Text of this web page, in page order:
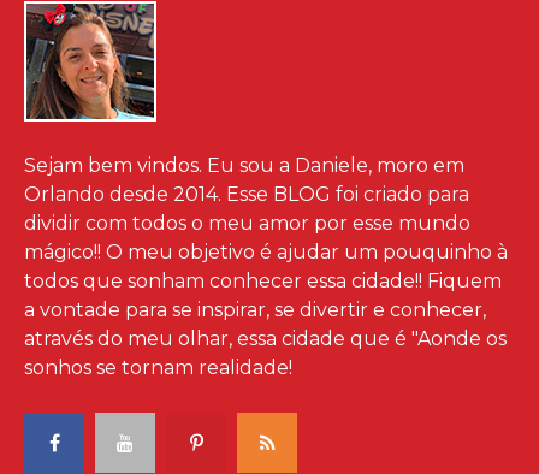
Sejam bem vindos. Eu sou a Daniele, moro em
Orlando desde 2014. Esse BLOG foi criado para
dividir com todos o meu amor por esse mundo
mágico!! O meu objetivo é ajudar um pouquinho à
todos que sonham conhecer essa cidade!! Fiquem
a vontade para se inspirar, se divertir e conhecer,
através do meu olhar, essa cidade que é "Aonde os
sonhos se tornam realidade!